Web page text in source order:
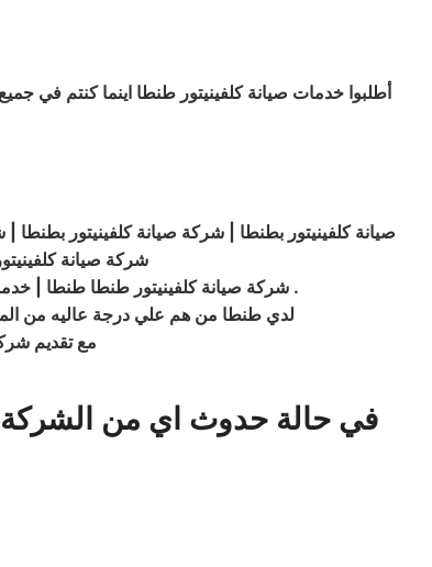
أطلبوا خدمات صيانة كلفينيتور طنطا اينما كنتم في
صيانة كلفينيتور بطنطا | شركة صيانة كلفينيتور بطنطا
شركة صيانة
شركة صيانة كلفينيتور طنطا طنطا | .
لدي طنطا من هم علي درجة عاليه من
مع تقديم
في حالة حدوث اي من الشركة